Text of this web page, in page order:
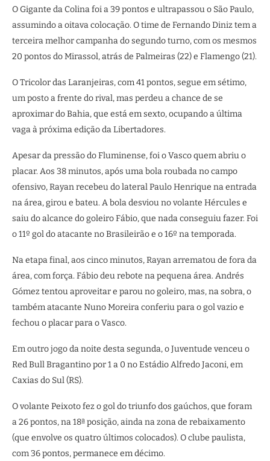
O Gigante da Colina foi a 39 pontos e ultrapassou o São Paulo,
assumindo a oitava colocação. O time de Fernando Diniz tem a
terceira melhor campanha do segundo turno, com os mesmos
20 pontos do Mirassol, atrás de Palmeiras (22) e Flamengo (21).
O Tricolor das Laranjeiras, com 41 pontos, segue em sétimo,
um posto a frente do rival, mas perdeu a chance de se
aproximar do Bahia, que está em sexto, ocupando a última
vaga à próxima edição da Libertadores.
Apesar da pressão do Fluminense, foi o Vasco quem abriu o
placar. Aos 38 minutos, após uma bola roubada no campo
ofensivo, Rayan recebeu do lateral Paulo Henrique na entrada
na área, girou e bateu. A bola desviou no volante Hércules e
saiu do alcance do goleiro Fábio, que nada conseguiu fazer. Foi
o 11º gol do atacante no Brasileirão e o 16º na temporada.
Na etapa final, aos cinco minutos, Rayan arrematou de fora da
área, com força. Fábio deu rebote na pequena área. Andrés
Gómez tentou aproveitar e parou no goleiro, mas, na sobra, o
também atacante Nuno Moreira conferiu para o gol vazio e
fechou o placar para o Vasco.
Em outro jogo da noite desta segunda, o Juventude venceu o
Red Bull Bragantino por 1 a 0 no Estádio Alfredo Jaconi, em
Caxias do Sul (RS).
O volante Peixoto fez o gol do triunfo dos gaúchos, que foram
a 26 pontos, na 18ª posição, ainda na zona de rebaixamento
(que envolve os quatro últimos colocados). O clube paulista,
com 36 pontos, permanece em décimo.